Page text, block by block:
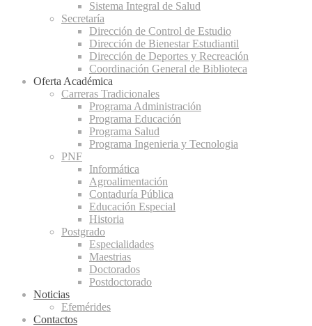
Sistema Integral de Salud
Secretaría
Dirección de Control de Estudio
Dirección de Bienestar Estudiantil
Dirección de Deportes y Recreación
Coordinación General de Biblioteca
Oferta Académica
Carreras Tradicionales
Programa Administración
Programa Educación
Programa Salud
Programa Ingenieria y Tecnologia
PNF
Informática
Agroalimentación
Contaduría Pública
Educación Especial
Historia
Postgrado
Especialidades
Maestrias
Doctorados
Postdoctorado
Noticias
Efemérides
Contactos